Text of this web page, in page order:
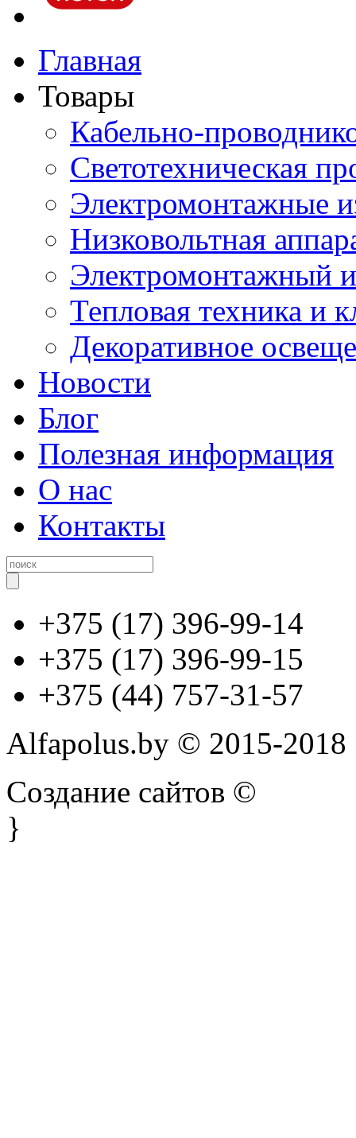
Главная
Товары
Кабельно-
Светотехническая
Электромонтажные
Низковольтная
Электромонтажный
Тепловая техника и
Декоративное
Новости
Блог
Полезная информация
О нас
Контакты
+375 (17) 396-99-14
+375 (17) 396-99-15
+375 (44) 757-31-57
Alfapolus.by © 2015-2018
Создание сайтов ©
}